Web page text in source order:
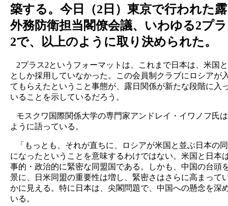
築する。今日（2日）東京で行われた
外務防衛担当閣僚会議、いわゆる2プ
2で、以上のように取り決められた。
2プラス2というフォーマットは、これまで日本は、米国
としか採用していなかった。この会員制クラブにロシアが
てもらえたということ事態が、露日関係が新たな段階に入
いることを示しているだろう。
モスクワ国際関係大学の専門家アンドレイ・イワノフ氏
ように語っている。
「もっとも、それが直ちに、ロシアが米国と並ぶ日本の
になったということを意味するわけではない。米国と日本
事的・政治的に緊密な同盟国である。しかも、中国の台頭
景に、日米同盟の重要性は増し、緊密さはさらに高まって
かに見える。特に日本は、尖閣問題で、中国への懸念を深
いる。